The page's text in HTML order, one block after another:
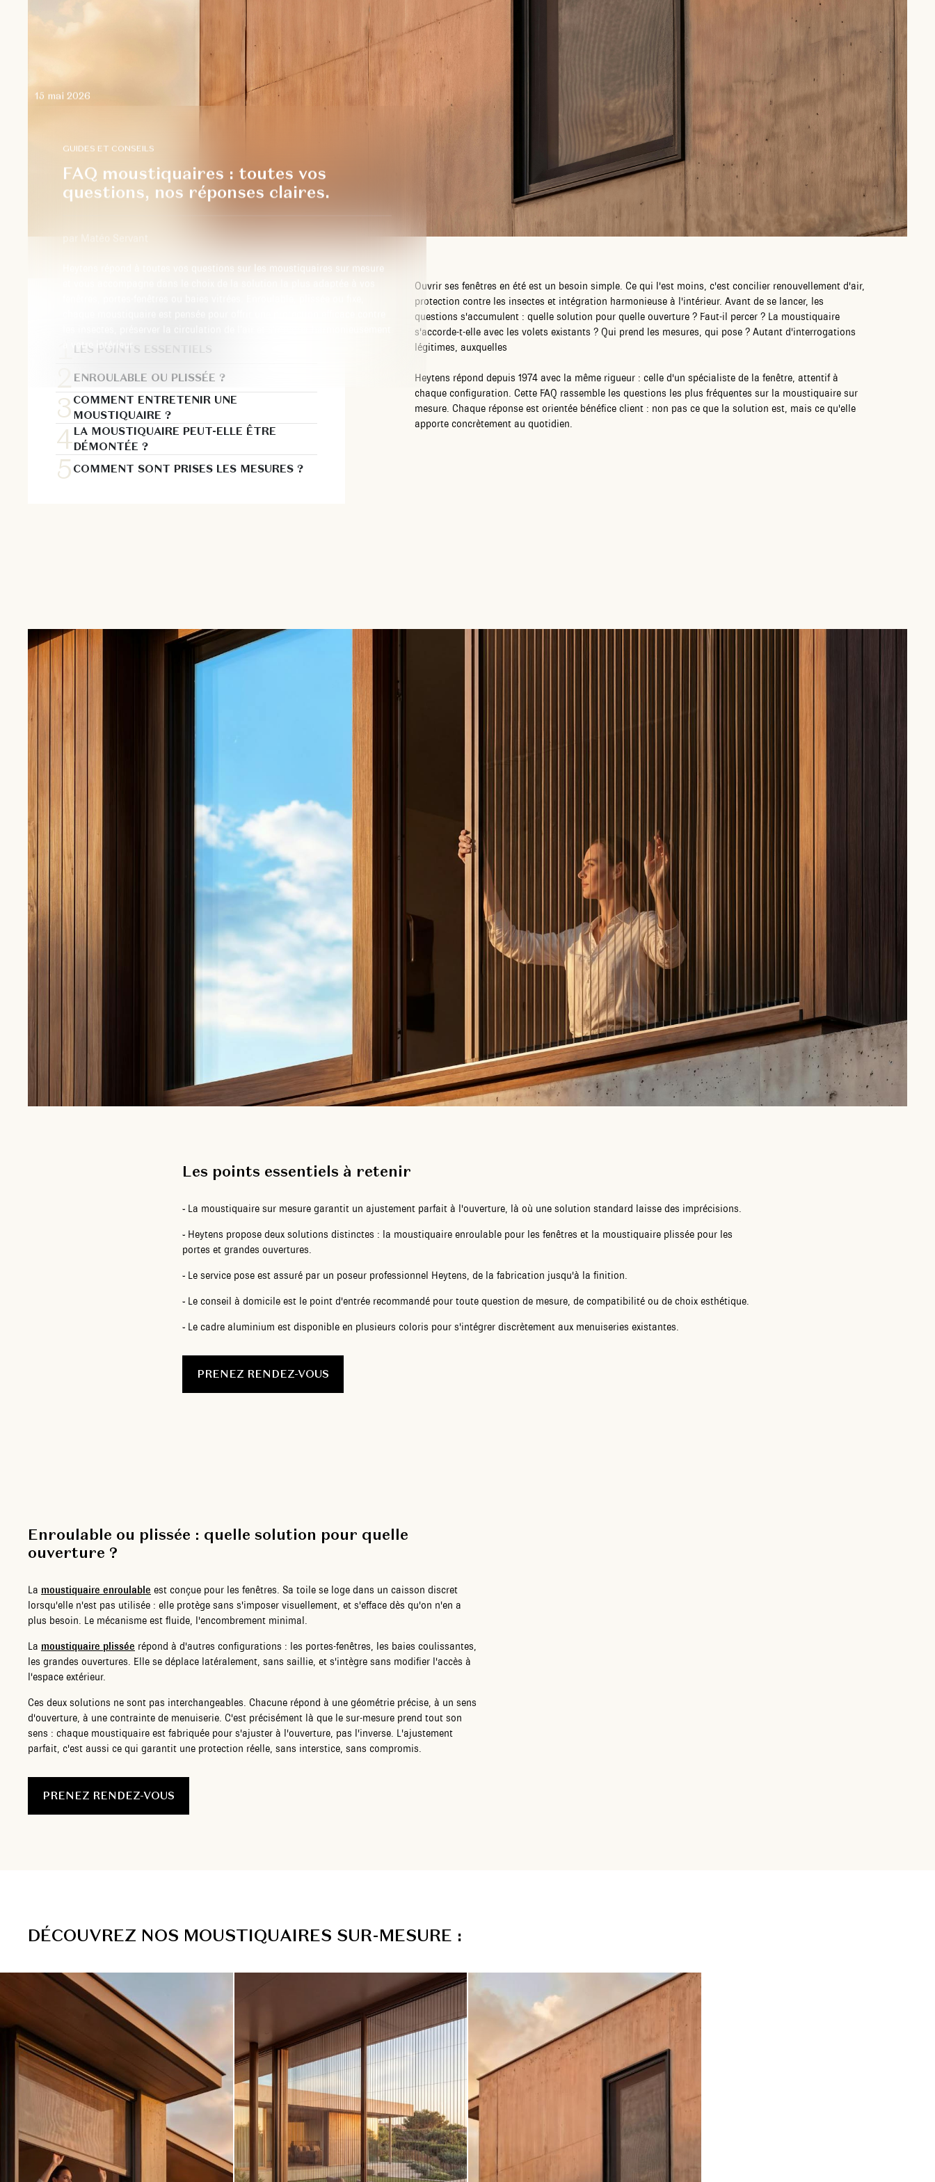
15 mai 2026
GUIDES ET CONSEILS
FAQ moustiquaires : toutes vos
questions, nos réponses claires.
par Matéo Servant
Heytens répond à toutes vos questions sur les moustiquaires sur mesure
à votre intérieur.
LES POINTS ESSENTIELS
ENROULABLE OU PLISSÉE ?
COMMENT ENTRETENIR UNE
MOUSTIQUAIRE ?
LA MOUSTIQUAIRE PEUT-ELLE ÊTRE
DÉMONTÉE ?
COMMENT SONT PRISES LES MESURES ?
Ouvrir ses fenêtres en été est un besoin simple. Ce qui l'est moins, c'est concilier renouvellement d'air,
protection contre les insectes et intégration harmonieuse à l'intérieur. Avant de se lancer, les
questions s'accumulent : quelle solution pour quelle ouverture ? Faut-il percer ? La moustiquaire
s'accorde-t-elle avec les volets existants ? Qui prend les mesures, qui pose ? Autant d'interrogations
légitimes, auxquelles
Heytens répond depuis 1974 avec la même rigueur : celle d'un spécialiste de la fenêtre, attentif à
chaque configuration. Cette FAQ rassemble les questions les plus fréquentes sur la moustiquaire sur
mesure. Chaque réponse est orientée bénéfice client : non pas ce que la solution est, mais ce qu'elle
apporte concrètement au quotidien.
Les points essentiels à retenir
- La moustiquaire sur mesure garantit un ajustement parfait à l'ouverture, là où une solution standard laisse des imprécisions.
- Heytens propose deux solutions distinctes : la moustiquaire enroulable pour les fenêtres et la moustiquaire plissée pour les
portes et grandes ouvertures.
- Le service pose est assuré par un poseur professionnel Heytens, de la fabrication jusqu'à la finition.
- Le conseil à domicile est le point d'entrée recommandé pour toute question de mesure, de compatibilité ou de choix esthétique.
- Le cadre aluminium est disponible en plusieurs coloris pour s'intégrer discrètement aux menuiseries existantes.
PRENEZ RENDEZ-VOUS
Enroulable ou plissée : quelle solution pour quelle
ouverture ?
La moustiquaire enroulable est conçue pour les fenêtres. Sa toile se loge dans un caisson discret
lorsqu'elle n'est pas utilisée : elle protège sans s'imposer visuellement, et s'efface dès qu'on n'en a
plus besoin. Le mécanisme est fluide, l'encombrement minimal.
La moustiquaire plissée répond à d'autres configurations : les portes-fenêtres, les baies coulissantes,
les grandes ouvertures. Elle se déplace latéralement, sans saillie, et s'intègre sans modifier l'accès à
l'espace extérieur.
Ces deux solutions ne sont pas interchangeables. Chacune répond à une géométrie précise, à un sens
d'ouverture, à une contrainte de menuiserie. C'est précisément là que le sur-mesure prend tout son
sens : chaque moustiquaire est fabriquée pour s'ajuster à l'ouverture, pas l'inverse. L'ajustement
parfait, c'est aussi ce qui garantit une protection réelle, sans interstice, sans compromis.
PRENEZ RENDEZ-VOUS
DÉCOUVREZ NOS MOUSTIQUAIRES SUR-MESURE :